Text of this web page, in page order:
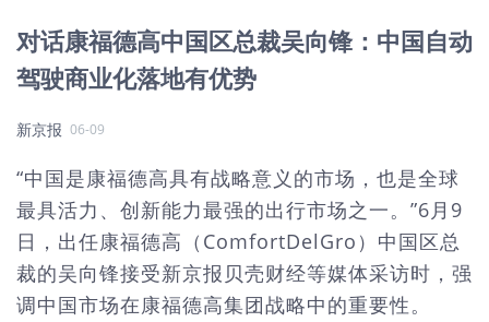
对话康福德高中国区总裁吴向锋：中国自动
驾驶商业化落地有优势
新京报 06-09
“中国是康福德高具有战略意义的市场，也是全球
最具活力、创新能力最强的出行市场之一。”6月9
日，出任康福德高（ComfortDelGro）中国区总
裁的吴向锋接受新京报贝壳财经等媒体采访时，强
调中国市场在康福德高集团战略中的重要性。